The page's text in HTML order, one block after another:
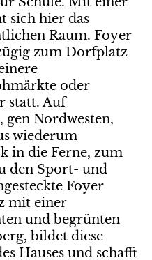
sich hier das
Raum. Foyer
zum Dorfplatz
oder
statt. Auf
gen Nordwesten,
wiederum
in die Ferne, zum
den Sport- und
Foyer
mit einer
und begrünten
bildet diese
Hauses und schafft